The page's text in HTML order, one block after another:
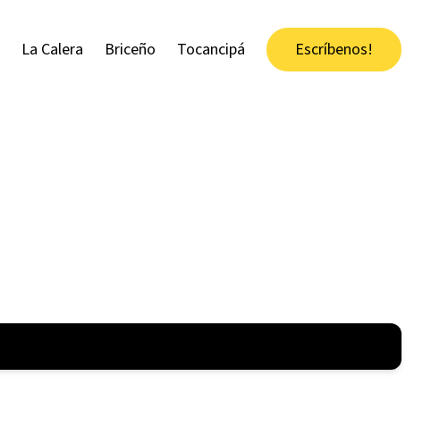
La Calera Briceño Tocancipá Escríbenos!